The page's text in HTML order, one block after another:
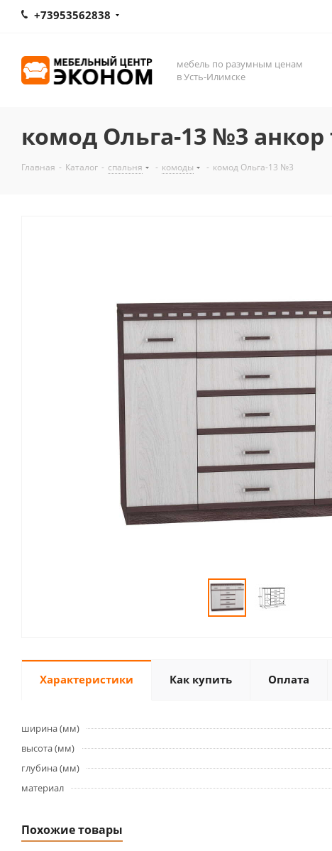
+73953562838
мебель по разумным ценам
в Усть-Илимске
комод Ольга-13 №3
Главная - Каталог - спальня - комоды - комод Ольга-13 №3
Характеристики Как купить Оплата
ширина (мм)
высота (мм)
глубина (мм)
материал
Похожие товары